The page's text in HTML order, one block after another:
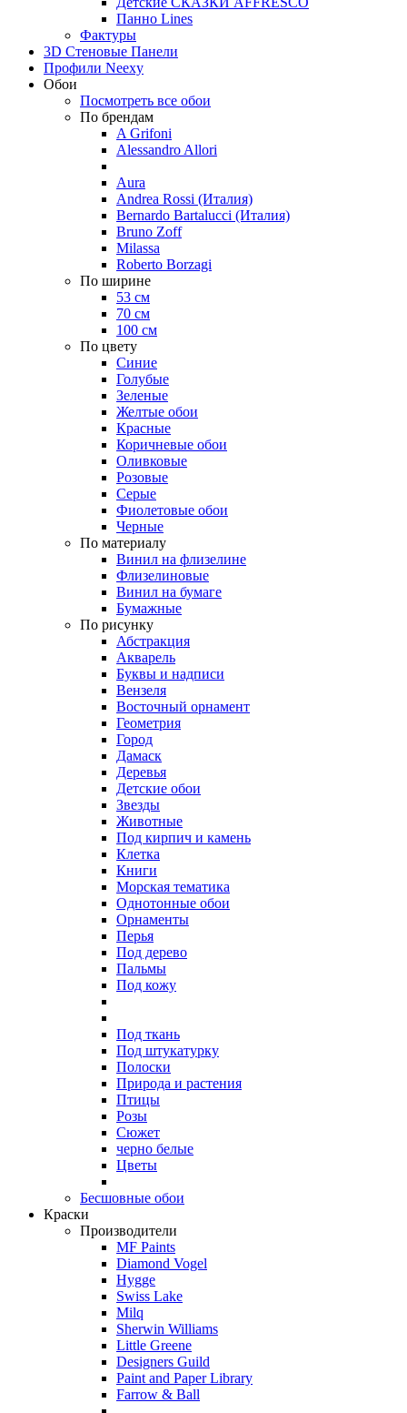
Панно Lines
Фактуры
3D Стеновые Панели
Профили Neexy
Обои
Посмотреть все обои
По брендам
A Grifoni
Alessandro Allori
Aura
Andrea Rossi (Италия)
Bernardo Bartalucci (Италия)
Bruno Zoff
Milassa
Roberto Borzagi
По ширине
53 см
70 см
100 см
По цвету
Синие
Голубые
Зеленые
Желтые обои
Красные
Коричневые обои
Оливковые
Розовые
Серые
Фиолетовые обои
Черные
По материалу
Винил на флизелине
Флизелиновые
Винил на бумаге
Бумажные
По рисунку
Абстракция
Акварель
Буквы и надписи
Вензеля
Восточный орнамент
Геометрия
Город
Дамаск
Деревья
Детские обои
Звезды
Животные
Под кирпич и камень
Клетка
Книги
Морская тематика
Однотонные обои
Орнаменты
Перья
Под дерево
Пальмы
Под кожу
Под ткань
Под штукатурку
Полоски
Природа и растения
Птицы
Розы
Сюжет
черно белые
Цветы
Бесшовные обои
Краски
Производители
MF Paints
Diamond Vogel
Hygge
Swiss Lake
Milq
Sherwin Williams
Little Greene
Designers Guild
Paint and Paper Library
Farrow & Ball